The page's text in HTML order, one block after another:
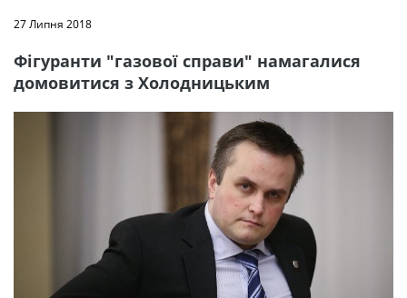
27 Липня 2018
Фігуранти "газової справи" намагалися
домовитися з Холодницьким